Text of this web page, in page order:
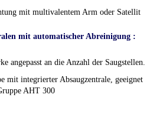
mit multivalentem Arm oder Satellit
mit automatischer Abreinigung :
angepasst an die Anzahl der Saugstellen.
mit integrierter Absaugzentrale, geeignet
AHT 300